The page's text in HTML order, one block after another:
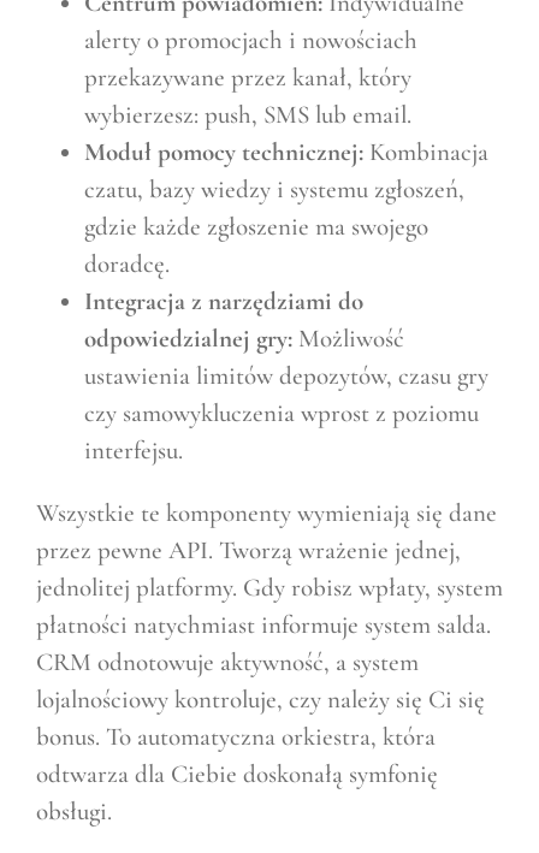
alerty o promocjach i nowościach
przekazywane przez kanał, który
wybierzesz: push, SMS lub email.
Moduł pomocy technicznej: Kombinacja
czatu, bazy wiedzy i systemu zgłoszeń,
gdzie każde zgłoszenie ma swojego
doradcę.
Integracja z narzędziami do
odpowiedzialnej gry: Możliwość
ustawienia limitów depozytów, czasu gry
czy samowykluczenia wprost z poziomu
interfejsu.
Wszystkie te komponenty wymieniają się dane
przez pewne API. Tworzą wrażenie jednej,
jednolitej platformy. Gdy robisz wpłaty, system
płatności natychmiast informuje system salda.
CRM odnotowuje aktywność, a system
lojalnościowy kontroluje, czy należy się Ci się
bonus. To automatyczna orkiestra, która
odtwarza dla Ciebie doskonałą symfonię
obsługi.